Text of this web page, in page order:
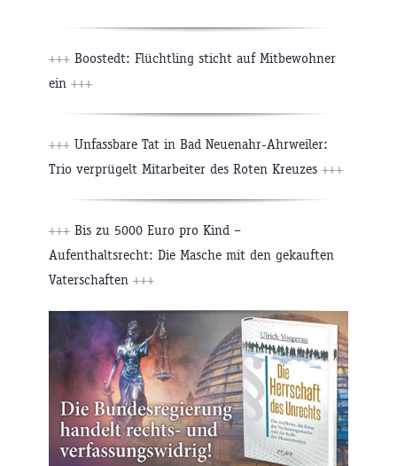
+++ Boostedt: Flüchtling sticht auf Mitbewohner
ein +++
+++ Unfassbare Tat in Bad Neuenahr-Ahrweiler:
Trio verprügelt Mitarbeiter des Roten Kreuzes +++
+++ Bis zu 5000 Euro pro Kind –
Aufenthaltsrecht: Die Masche mit den gekauften
Vaterschaften +++